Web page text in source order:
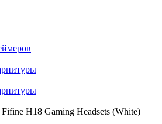
H18 Gaming Headsets (White)